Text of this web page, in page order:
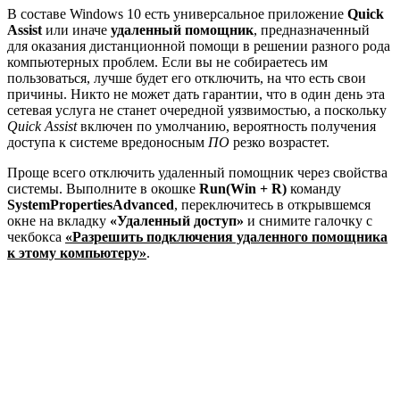
В составе Windows 10 есть универсальное приложение Quick
Assist или иначе удаленный помощник, предназначенный
для оказания дистанционной помощи в решении разного рода
компьютерных проблем. Если вы не собираетесь им
пользоваться, лучше будет его отключить, на что есть свои
причины. Никто не может дать гарантии, что в один день эта
сетевая услуга не станет очередной уязвимостью, а поскольку
Quick Assistвключен по умолчанию, вероятность получения
доступа к системе вредоносным ПО резко возрастет.
Проще всего отключить удаленный помощник через свойства
системы. Выполните в окошке Run(Win + R) команду
SystemPropertiesAdvanced, переключитесь в открывшемся
окне на вкладку «Удаленный доступ» и снимите галочку с
чекбокса «Разрешить подключения удаленного помощника
к этому компьютеру».